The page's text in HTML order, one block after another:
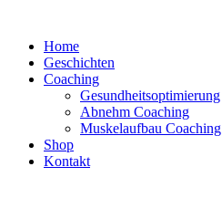
springenHome
Geschichten
Coaching
Gesundheitsoptimierung
Abnehm Coaching
Muskelaufbau Coaching
Shop
Kontakt